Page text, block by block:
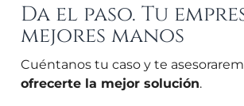
Da el paso. Tu
mejores manos
Cuéntanos tu caso y te
ofrecerte la mejor solución.